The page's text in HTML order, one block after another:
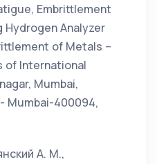
Embrittlement
Analyzer
of Metals –
of International
Mumbai,
Mumbai-400094,
А. М.,